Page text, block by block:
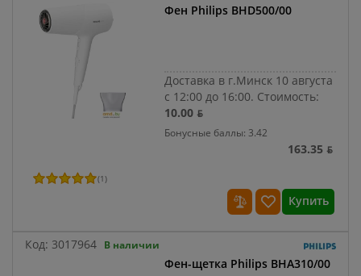
Фен Philips BHD500/00
Доставка в г.Минск 10 августа
с 12:00 до 16:00. Стоимость:
10.00 ƃ
Бонусные баллы: 3.42
163.35 ƃ
(1)
Купить
Код: 3017964 В наличии
Фен-щетка Philips BHA310/00